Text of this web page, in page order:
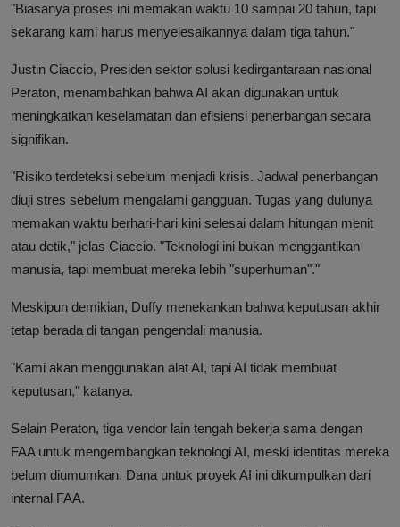
"Biasanya proses ini memakan waktu 10 sampai 20 tahun, tapi
sekarang kami harus menyelesaikannya dalam tiga tahun."
Justin Ciaccio, Presiden sektor solusi kedirgantaraan nasional
Peraton, menambahkan bahwa AI akan digunakan untuk
meningkatkan keselamatan dan efisiensi penerbangan secara
signifikan.
"Risiko terdeteksi sebelum menjadi krisis. Jadwal penerbangan
diuji stres sebelum mengalami gangguan. Tugas yang dulunya
memakan waktu berhari-hari kini selesai dalam hitungan menit
atau detik," jelas Ciaccio. "Teknologi ini bukan menggantikan
manusia, tapi membuat mereka lebih "superhuman"."
Meskipun demikian, Duffy menekankan bahwa keputusan akhir
tetap berada di tangan pengendali manusia.
"Kami akan menggunakan alat AI, tapi AI tidak membuat
keputusan," katanya.
Selain Peraton, tiga vendor lain tengah bekerja sama dengan
FAA untuk mengembangkan teknologi AI, meski identitas mereka
belum diumumkan. Dana untuk proyek AI ini dikumpulkan dari
internal FAA.